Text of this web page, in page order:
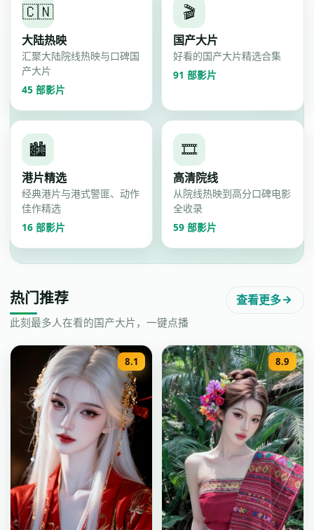
🇨🇳
大陆热映
汇聚大陆院线热映与口碑国
产大片
45 部影片
🎬
国产大片
好看的国产大片精选合集
91 部影片
🏙️
港片精选
经典港片与港式警匪、动作
佳作精选
16 部影片
🎞️
高清院线
从院线热映到高分口碑电影
全收录
59 部影片
热门推荐
此刻最多人在看的国产大片，一键点播
查看更多
8.1 8.9